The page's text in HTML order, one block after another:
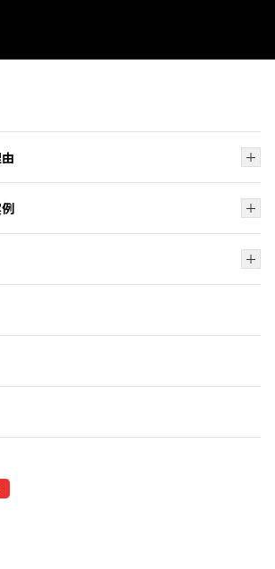
が人気な理由
伝い
見学の流れ
ン